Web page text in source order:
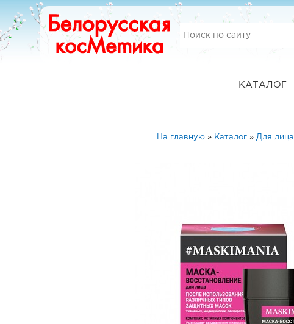
КАТАЛОГ
На главную» Каталог» Для лица